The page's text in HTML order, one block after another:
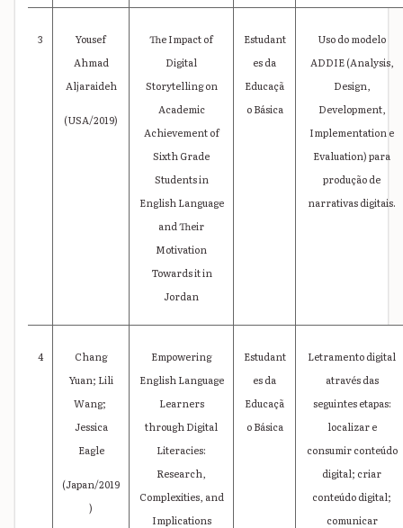
3
Yousef
Ahmad
Aljaraideh
(USA/2019)
The Impact of
Digital
Storytelling on
Academic
Achievement of
Sixth Grade
Students in
English Language
and Their
Motivation
Towards it in
Jordan
Estudant
es da
Educaçã
o Básica
Uso do modelo
ADDIE (Analysis,
Design,
Development,
Implementation e
Evaluation) para
produção de
narrativas digitais.
4
Chang
Yuan; Lili
Wang;
Jessica
Eagle
(Japan/2019
)
Empowering
English Language
Learners
through Digital
Literacies:
Research,
Complexities, and
Implications
Estudant
es da
Educaçã
o Básica
Letramento digital
através das
seguintes etapas:
localizar e
consumir conteúdo
digital; criar
conteúdo digital;
comunicar